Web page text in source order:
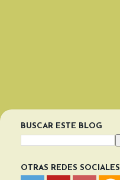
BUSCAR ESTE BLOG
OTRAS REDES SOCIALES